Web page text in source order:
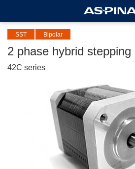
2 phase hybrid stepping
42C series
SST Bipolar